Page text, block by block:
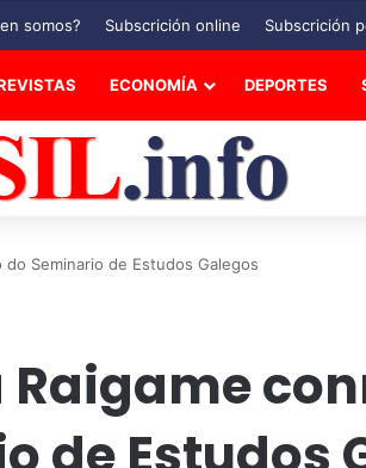
somos? Subscrición online Subscrición
ECONOMÍA DEPORTES
Seminario de Estudos Galegos